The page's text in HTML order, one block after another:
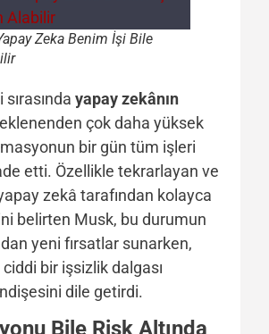
Zeka Benim İşi Bile
yapay zekânın
çok daha yüksek
bir gün tüm işleri
etti. Özellikle tekrarlayan ve
zekâ tarafından kolayca
belirten Musk, bu durumun
yeni fırsatlar sunarken,
bir işsizlik dalgası
dile getirdi.
Bile Risk Altında